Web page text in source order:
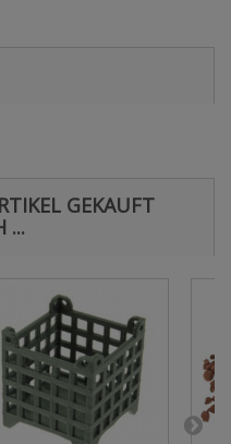
GEKAUFT
...